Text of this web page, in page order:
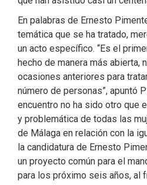
En palabras de Ernesto
temática que se ha tratado,
un acto específico. “Es el
hecho de manera más abierta,
ocasiones anteriores para
número de personas”, apuntó
encuentro no ha sido otro que
y problemática de todas las
de Málaga en relación con la
la candidatura de Ernesto
un proyecto común para el
para los próximo seis años, al